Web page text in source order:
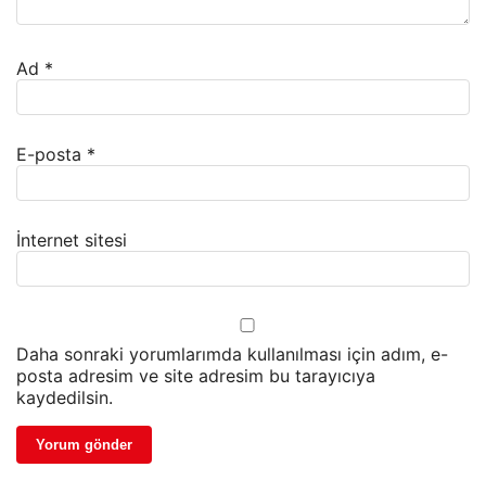
Ad *
E-posta *
İnternet sitesi
Daha sonraki yorumlarımda kullanılması için adım, e-
posta adresim ve site adresim bu tarayıcıya
kaydedilsin.